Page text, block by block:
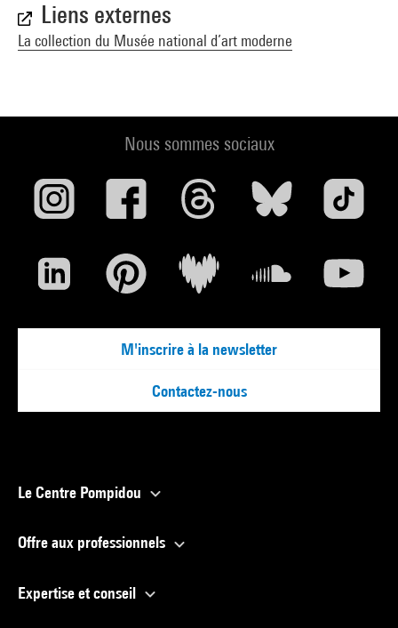
Liens externes
La collection du Musée national d’art moderne
Nous sommes sociaux
M'inscrire à la newsletter
Contactez-nous
Le Centre Pompidou
Offre aux professionnels
Expertise et conseil